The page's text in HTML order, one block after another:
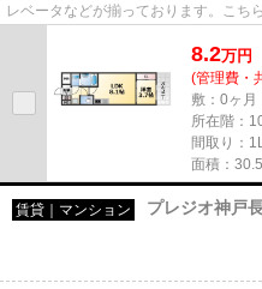
レベータなどが揃っております。こち
8.2万円
(管理費・
敷：0ヶ月
所在階：
間取り：
面積：
賃貸｜マンション プレジオ神戸